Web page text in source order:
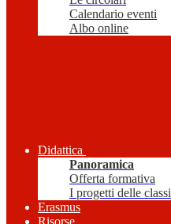
Calendario eventi
Albo online
Didattica
Panoramica
Offerta formativa
I progetti delle classi
Erasmus